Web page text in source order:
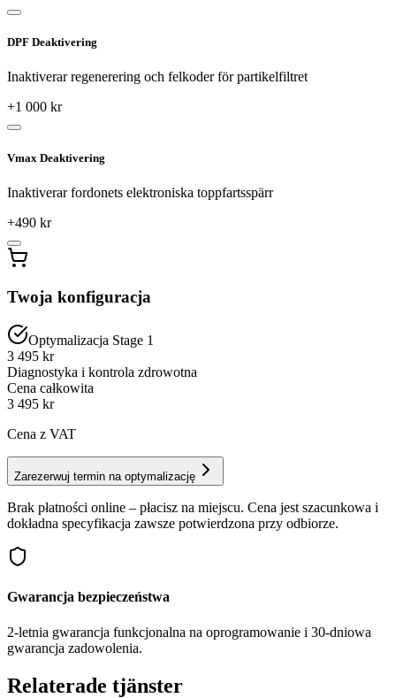
DPF Deaktivering
Inaktiverar regenerering och felkoder för partikelfiltret
+1 000 kr
Vmax Deaktivering
Inaktiverar fordonets elektroniska toppfartsspärr
+490 kr
Twoja konfiguracja
Optymalizacja Stage 1
3 495 kr
Diagnostyka i kontrola zdrowotna
Cena całkowita
3 495 kr
Cena z VAT
Zarezerwuj termin na optymalizację
Brak płatności online – płacisz na miejscu. Cena jest szacunkowa i
dokładna specyfikacja zawsze potwierdzona przy odbiorze.
Gwarancja bezpieczeństwa
2-letnia gwarancja funkcjonalna na oprogramowanie i 30-dniowa
gwarancja zadowolenia.
Relaterade tjänster